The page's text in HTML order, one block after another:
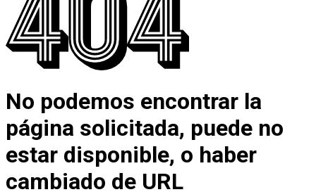
No podemos encontrar la
página solicitada, puede no
estar disponible, o haber
cambiado de URL